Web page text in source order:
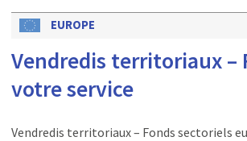
EUROPE
Vendredis territoriaux –
votre service
Vendredis territoriaux – Fonds sectoriels